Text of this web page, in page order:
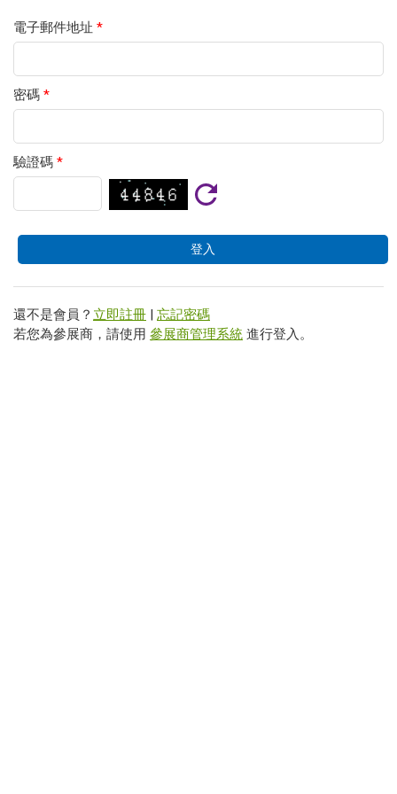
電子郵件地址 *
密碼 *
驗證碼 *
還不是會員？ 立即註冊 | 忘記密碼
若您為參展商，請使用 參展商管理系統 進行登入。